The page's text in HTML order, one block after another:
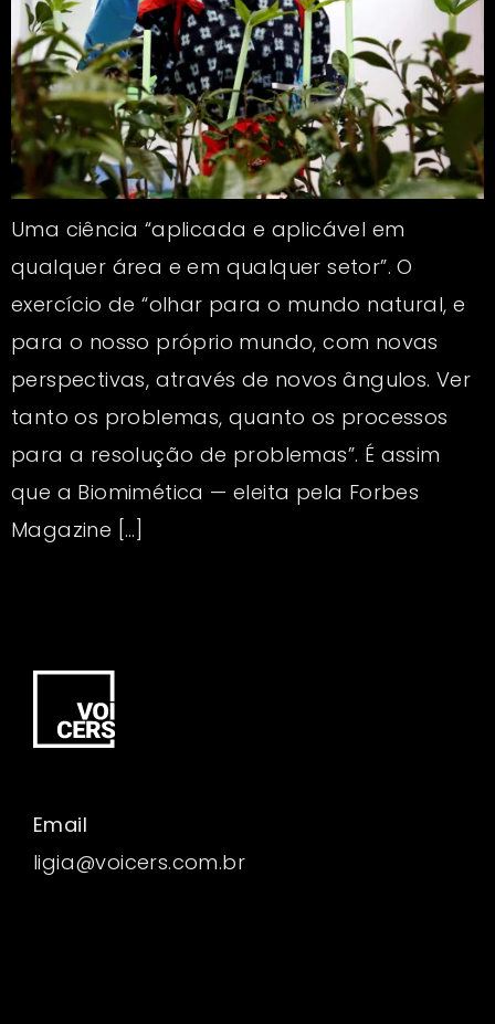
Uma ciência “aplicada e aplicável em
qualquer área e em qualquer setor”. O
exercício de “olhar para o mundo natural, e
para o nosso próprio mundo, com novas
perspectivas, através de novos ângulos. Ver
tanto os problemas, quanto os processos
para a resolução de problemas”. É assim
que a Biomimética — eleita pela Forbes
Magazine […]
Email
ligia@voicers.com.br